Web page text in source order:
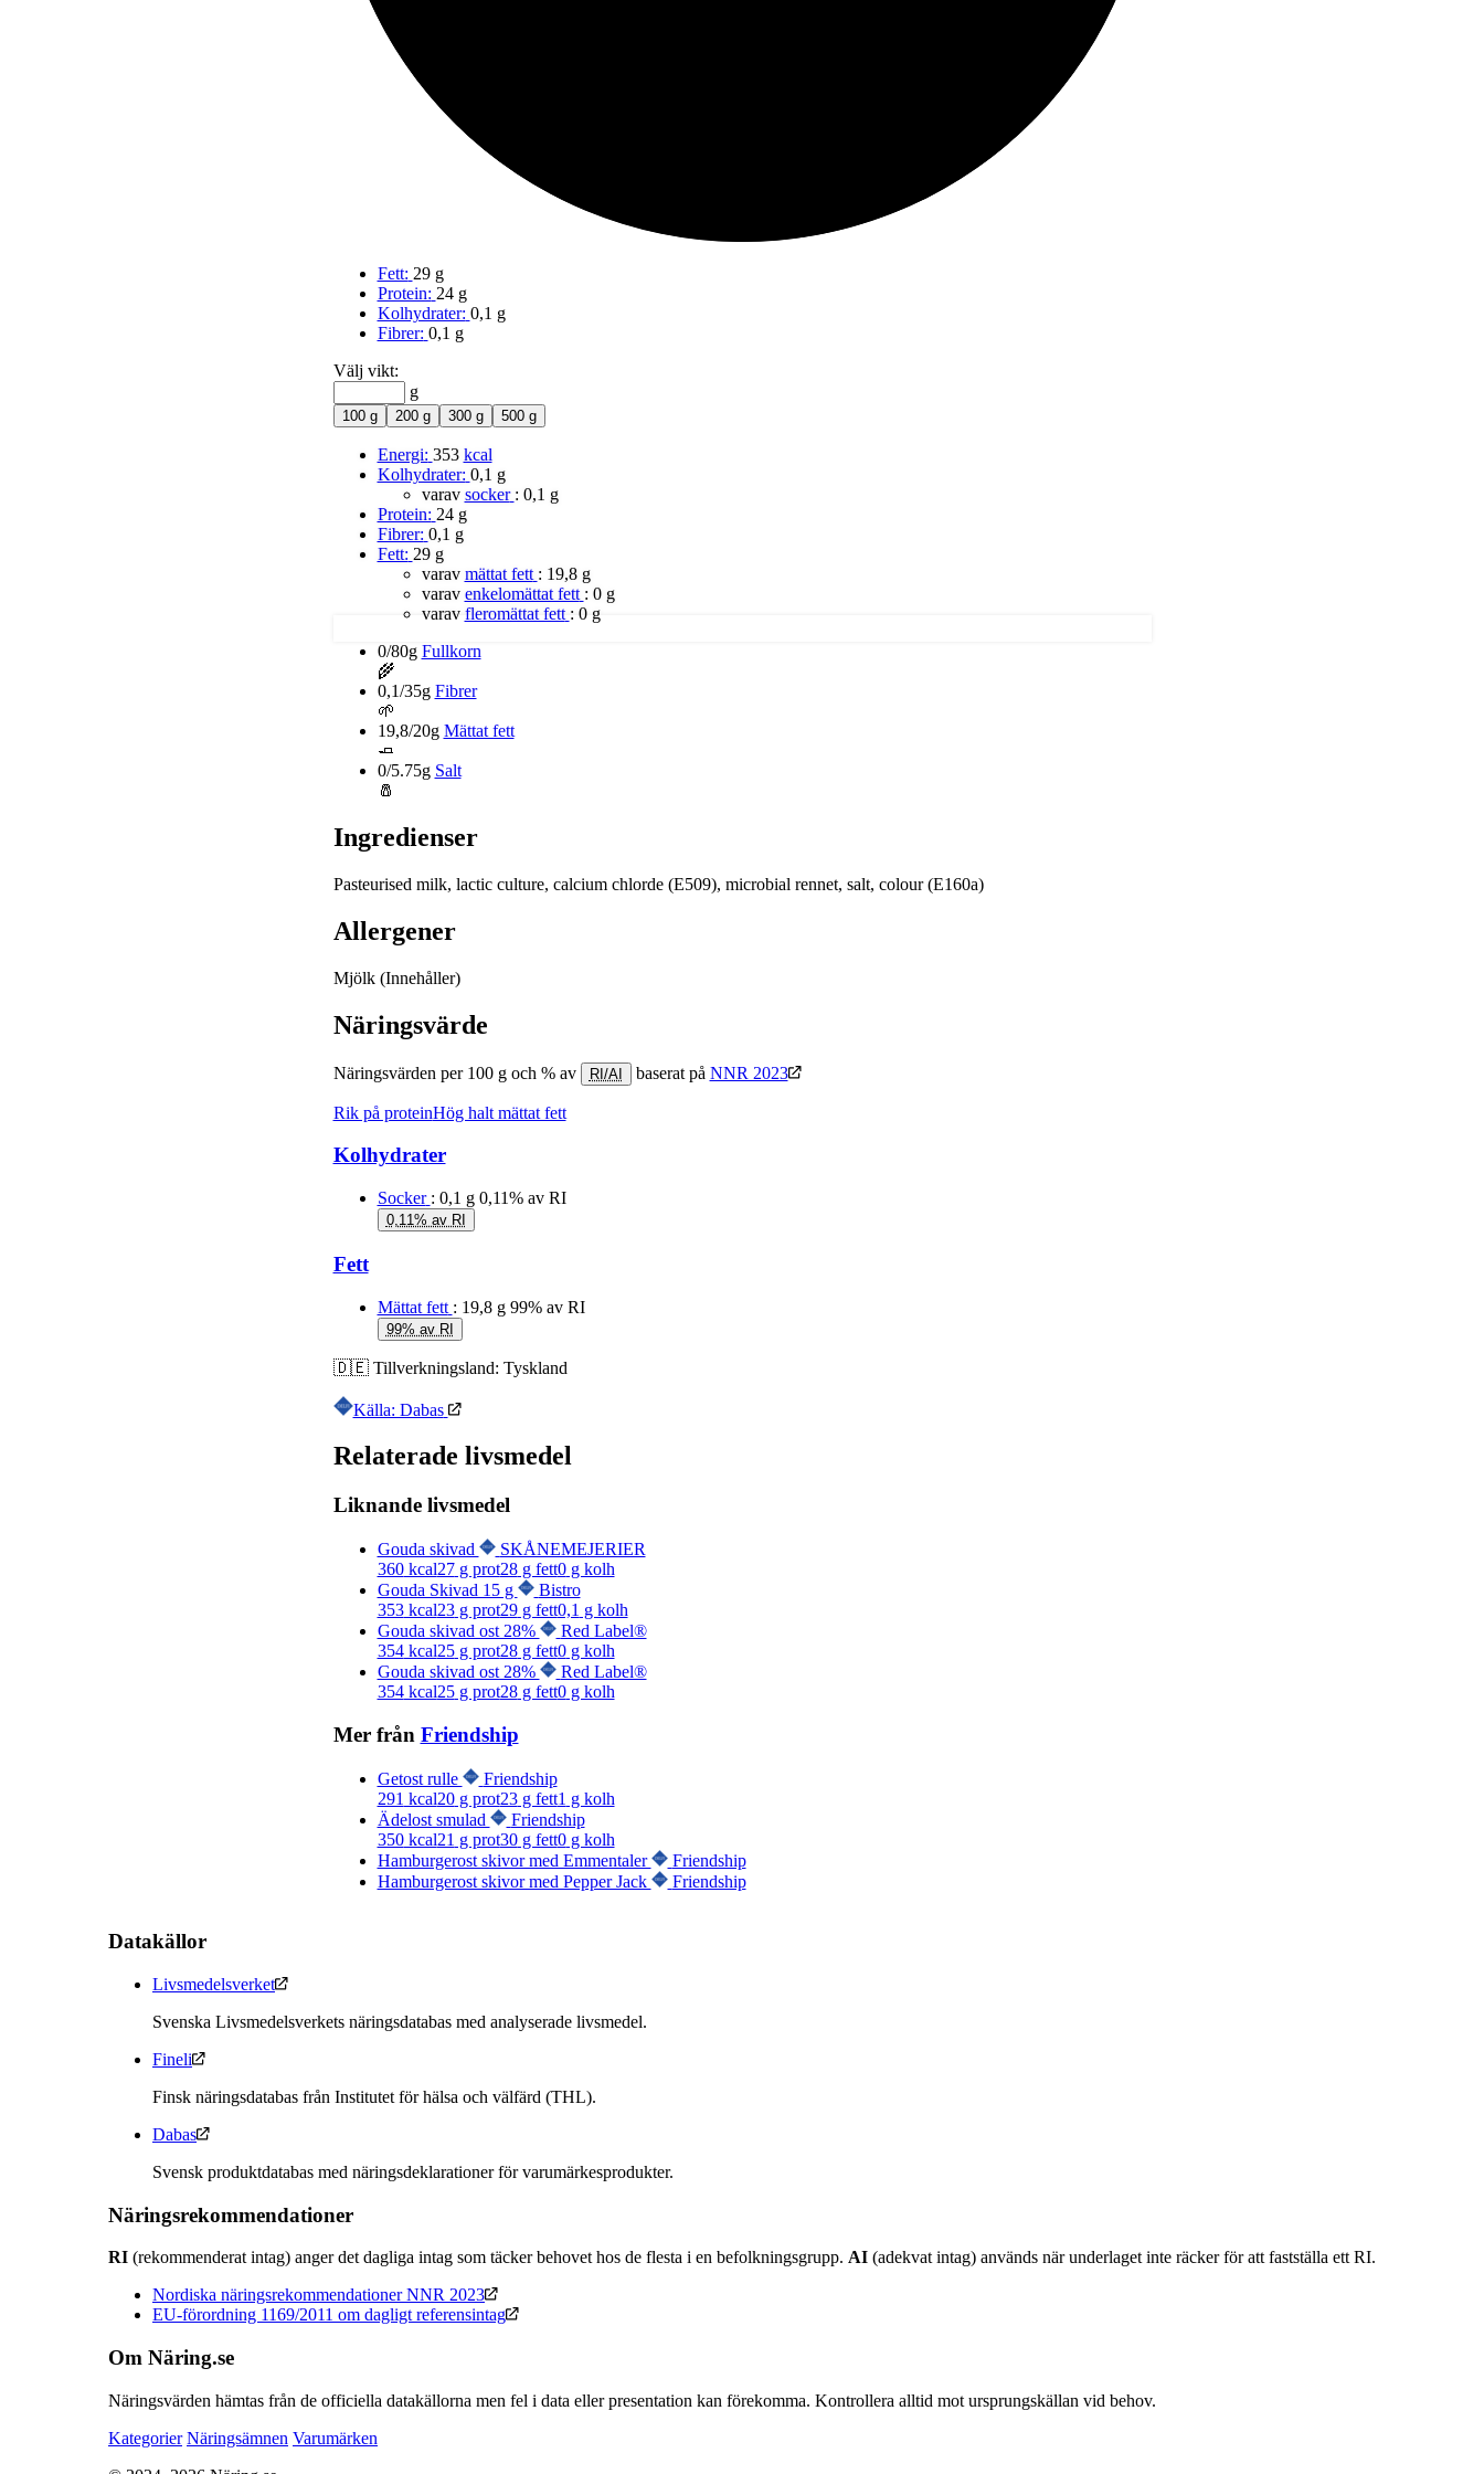
Fett: 29 g
Protein: 24 g
Kolhydrater: 0,1 g
Fibrer: 0,1 g
Välj vikt:
g
100 g 200 g 300 g 500 g
Energi: 353 kcal
Kolhydrater: 0,1 g
varav socker : 0,1 g
Protein: 24 g
Fibrer: 0,1 g
Fett: 29 g
varav mättat fett : 19,8 g
varav enkelomättat fett : 0 g
varav fleromättat fett : 0 g
0/80g Fullkorn
🌾
0,1/35g Fibrer
🌱
19,8/20g Mättat fett
🧈
0/5.75g Salt
🧂
Ingredienser
Pasteurised milk, lactic culture, calcium chlorde (E509), microbial rennet, salt, colour (E160a)
Allergener
Mjölk (Innehåller)
Näringsvärde
Näringsvärden per 100 g och % av RI/AI baserat på NNR 2023
Rik på proteinHög halt mättat fett
Kolhydrater
Socker : 0,1 g 0,11% av RI
0,11% av RI
Fett
Mättat fett : 19,8 g 99% av RI
99% av RI
🇩🇪 Tillverkningsland: Tyskland
Källa: Dabas
Relaterade livsmedel
Liknande livsmedel
Gouda skivad
SKÅNEMEJERIER
360kcal27g prot28g fett0g kolh
Gouda Skivad 15 g
Bistro
353kcal23g prot29g fett0,1 g kolh
Gouda skivad ost 28%
Red Label®
354kcal25g prot28g fett0g kolh
Gouda skivad ost 28%
Red Label®
354kcal25g prot28g fett0g kolh
Mer från Friendship
Getost rulle
Friendship
291 kcal20g prot23g fett1 g kolh
Ädelost smulad
Friendship
350kcal21 g prot30g fett0g kolh
Hamburgerost skivor med Emmentaler
Friendship
Hamburgerost skivor med Pepper Jack
Friendship
Datakällor
Livsmedelsverket
Svenska Livsmedelsverkets näringsdatabas med analyserade livsmedel.
Fineli
Finsk näringsdatabas från Institutet för hälsa och välfärd (THL).
Dabas
Svensk produktdatabas med näringsdeklarationer för varumärkesprodukter.
Näringsrekommendationer
RI (rekommenderat intag) anger det dagliga intag som täcker behovet hos de flesta i en befolkningsgrupp. AI (adekvat intag) används när underlaget inte räcker för att fastställa ett RI.
Nordiska näringsrekommendationer NNR 2023
EU-förordning 1169/2011 om dagligt referensintag
Om Näring.se
Näringsvärden hämtas från de officiella datakällorna men fel i data eller presentation kan förekomma. Kontrollera alltid mot ursprungskällan vid behov.
Kategorier Näringsämnen Varumärken